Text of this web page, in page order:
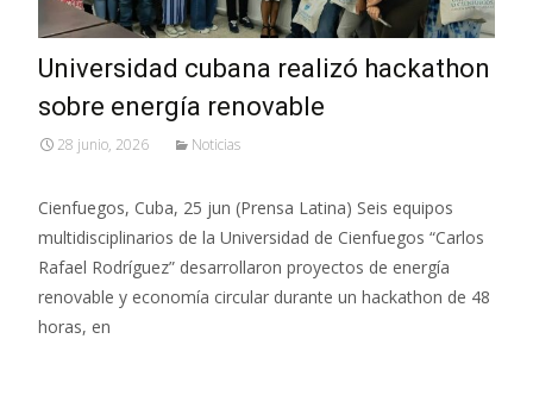
Universidad cubana realizó hackathon
sobre energía renovable
28 junio, 2026 Noticias
Cienfuegos, Cuba, 25 jun (Prensa Latina) Seis equipos
multidisciplinarios de la Universidad de Cienfuegos “Carlos
Rafael Rodríguez” desarrollaron proyectos de energía
renovable y economía circular durante un hackathon de 48
horas, en